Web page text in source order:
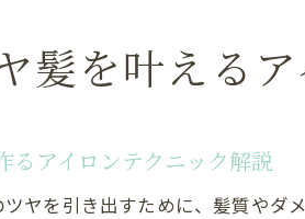
髪を叶える
るアイロンテクニック解説
ヤを引き出すために、髪質やダ